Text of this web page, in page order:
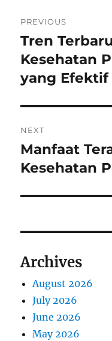
navigation
PREVIOUS
Previous
post:
Tren
Kesehatan
yang Efektif
NEXT
Next
post:
Manfaat
Kesehatan
Archives
August 2026
July 2026
June 2026
May 2026